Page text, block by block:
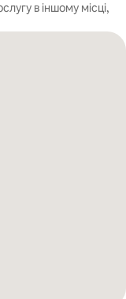
в іншому місці,